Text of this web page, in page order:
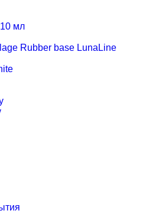
мл
Rubber base LunaLine